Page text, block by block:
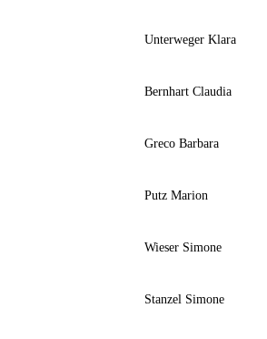
Unterweger Klara
Bernhart Claudia
Greco Barbara
Putz Marion
Wieser Simone
Stanzel Simone